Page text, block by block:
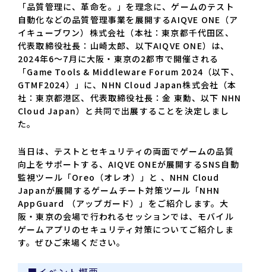
「品質管理に、革命を。」を理念に、ゲームのテスト
自動化などの品質管理事業を展開するAIQVE ONE（ア
イキューブワン）株式会社（本社：東京都千代田区、
代表取締役社長：山崎太郎、以下AIQVE ONE）は、
2024年6～7月に大阪・東京の2都市で開催される
「Game Tools & Middleware Forum 2024（以下、
GTMF2024）」に、NHN Cloud Japan株式会社（本
社：東京都港区、代表取締役社長：金 東勳、以下 NHN
Cloud Japan）と共同で出展することを決定しまし
た。
当日は、テストとセキュリティの両面でゲームの品質
向上をサポートする、AIQVE ONEが展開するSNS自動
監視ツール「Oreo（オレオ）」と 、NHN Cloud
Japanが展開するゲームチート対策ツール「NHN
AppGuard （アップガード）」をご紹介します。大
阪・東京の会場で行われるセッションでは、モバイル
ゲームアプリのセキュリティ対策についてご紹介しま
す。ぜひご来場ください。